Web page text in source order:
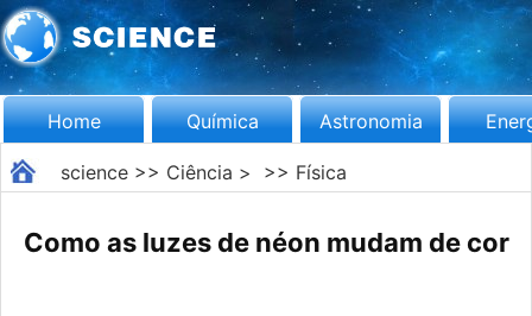
Home Química Astronomia
science>> Ciência > >> Física
Como as luzes de néon mudam de cor